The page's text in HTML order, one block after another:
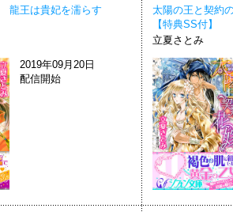
龍王は貴妃を濡らす
2019年09月20日
配信開始
太陽の王と契約
【特典SS付】
立夏さとみ